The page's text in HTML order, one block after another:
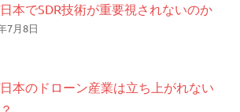
本でSDR技術が重要視されないのか
7月8日
本のドローン産業は立ち上がれない